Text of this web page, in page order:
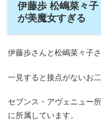
伊藤歩 松嶋菜々
が美魔女すぎる
伊藤歩さんと松嶋菜々子
一見すると接点がないお
セブンス・アヴェニュー
に所属しています。